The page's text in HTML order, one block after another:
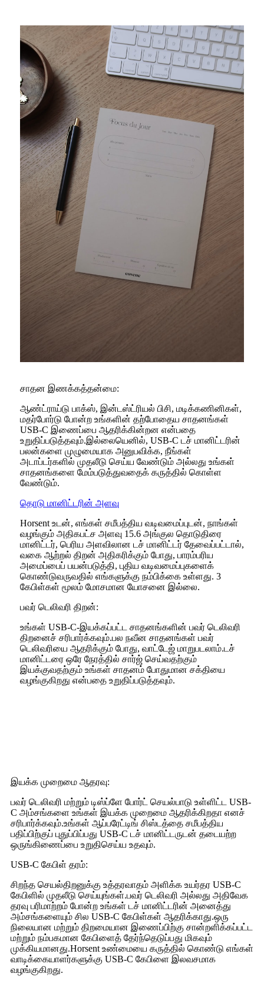
சாதன இணக்கத்தன்மை:
ஆண்ட்ராய்டு பாக்ஸ், இன்டஸ்ட்ரியல் பிசி, மடிக்கணினிகள்,
மதர்போர்டு போன்ற உங்களின் தற்போதைய சாதனங்கள்
USB-C இணைப்பை ஆதரிக்கின்றன என்பதை
உறுதிப்படுத்தவும்.இல்லையெனில், USB-C டச் மானிட்டரின்
பலன்களை முழுமையாக அனுபவிக்க, நீங்கள்
அடாப்டர்களில் முதலீடு செய்ய வேண்டும் அல்லது உங்கள்
சாதனங்களை மேம்படுத்துவதைக் கருத்தில் கொள்ள
வேண்டும்.
தொடு மானிட்டரின் அளவு
Horsent உடன், எங்கள் சமீபத்திய வடிவமைப்புடன், நாங்கள்
வழங்கும் அதிகபட்ச அளவு 15.6 அங்குல தொடுதிரை
மானிட்டர், பெரிய அளவிலான டச் மானிட்டர் தேவைப்பட்டால்,
வகை ஆற்றல் திறன் அதிகரிக்கும் போது, ​​பாரம்பரிய
அமைப்பைப் பயன்படுத்தி, புதிய வடிவமைப்புகளைக்
கொண்டுவருவதில் எங்களுக்கு நம்பிக்கை உள்ளது. 3
கேபிள்கள் மூலம் மோசமான யோசனை இல்லை.
பவர் டெலிவரி திறன்:
உங்கள் USB-C-இயக்கப்பட்ட சாதனங்களின் பவர் டெலிவரி
திறனைச் சரிபார்க்கவும்.பல நவீன சாதனங்கள் பவர்
டெலிவரியை ஆதரிக்கும் போது, ​​வாட்டேஜ் மாறுபடலாம்.டச்
மானிட்டரை ஒரே நேரத்தில் சார்ஜ் செய்வதற்கும்
இயக்குவதற்கும் உங்கள் சாதனம் போதுமான சக்தியை
வழங்குகிறது என்பதை உறுதிப்படுத்தவும்.
இயக்க முறைமை ஆதரவு:
பவர் டெலிவரி மற்றும் டிஸ்ப்ளே போர்ட் செயல்பாடு உள்ளிட்ட USB-
C அம்சங்களை உங்கள் இயக்க முறைமை ஆதரிக்கிறதா எனச்
சரிபார்க்கவும்.உங்கள் ஆப்பரேட்டிங் சிஸ்டத்தை சமீபத்திய
பதிப்பிற்குப் புதுப்பிப்பது USB-C டச் மானிட்டருடன் தடையற்ற
ஒருங்கிணைப்பை உறுதிசெய்ய உதவும்.
USB-C கேபிள் தரம்:
சிறந்த செயல்திறனுக்கு உத்தரவாதம் அளிக்க உயர்தர USB-C
கேபிளில் முதலீடு செய்யுங்கள்.பவர் டெலிவரி அல்லது அதிவேக
தரவு பரிமாற்றம் போன்ற உங்கள் டச் மானிட்டரின் அனைத்து
அம்சங்களையும் சில USB-C கேபிள்கள் ஆதரிக்காது.ஒரு
நிலையான மற்றும் திறமையான இணைப்பிற்கு சான்றளிக்கப்பட்ட
மற்றும் நம்பகமான கேபிளைத் தேர்ந்தெடுப்பது மிகவும்
முக்கியமானது.Horsent உண்மையை கருத்தில் கொண்டு எங்கள்
வாடிக்கையாளர்களுக்கு USB-C கேபிளை இலவசமாக
வழங்குகிறது.